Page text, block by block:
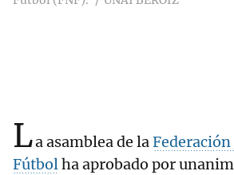
La asamblea de laFederación
Fútbolha aprobado por